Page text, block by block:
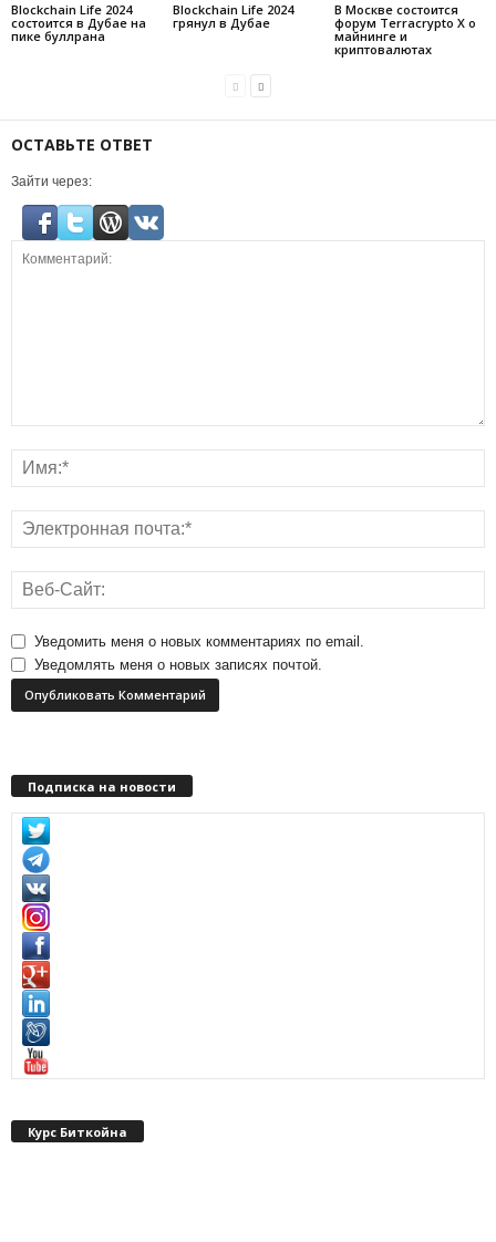
Blockchain Life 2024
состоится в Дубае на
пике буллрана
Blockchain Life 2024
грянул в Дубае
В Москве состоится
форум Terracrypto X о
майнинге и
криптовалютах
ОСТАВЬТЕ ОТВЕТ
Зайти через:
Уведомить меня о новых комментариях по email.
Уведомлять меня о новых записях почтой.
Подписка на новости
Курс Биткойна